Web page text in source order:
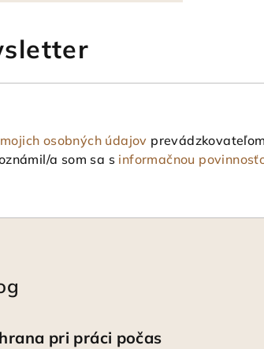
osobných údajov
a som sa s informačnou
pri práci počas